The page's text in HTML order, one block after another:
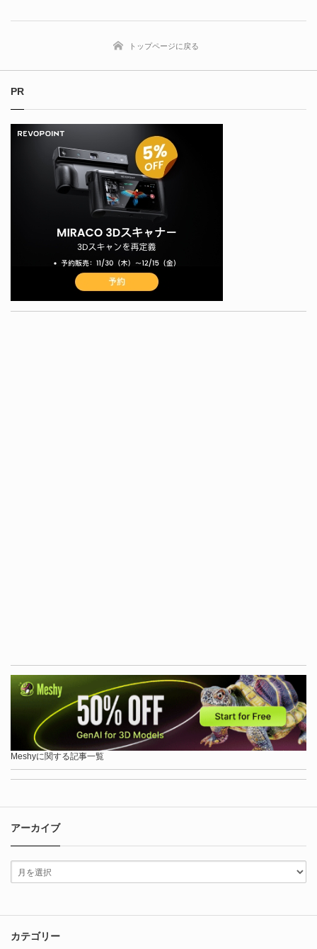
トップページに戻る
PR
Meshyに関する記事一覧
アーカイブ
カテゴリー